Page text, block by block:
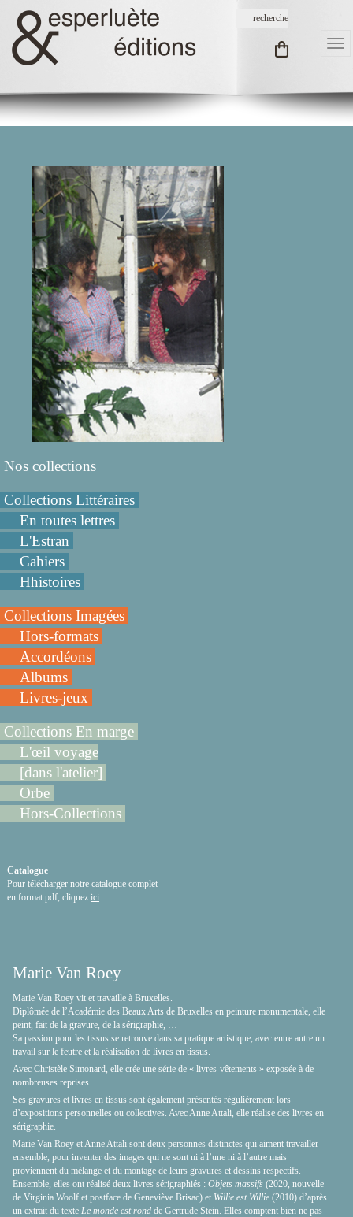
Nos collections
Collections Littéraires
En toutes lettres
L'Estran
Cahiers
Hhistoires
Collections Imagées
Hors-formats
Accordéons
Albums
Livres-jeux
Collections En marge
L'œil voyage
[dans l'atelier]
Orbe
Hors-Collections
Catalogue
Pour télécharger notre catalogue complet
en format pdf, cliquez ici
Marie Van Roey
Marie Van Roey vit et travaille à Bruxelles.
Diplômée de l’Académie des Beaux Arts de Bruxelles en peinture monumentale, elle
peint, fait de la gravure, de la sérigraphie, …
Sa passion pour les tissus se retrouve dans sa pratique artistique, avec entre autre un
travail sur le feutre et la réalisation de livres en tissus.
Avec Christèle Simonard, elle crée une série de « livres-vêtements » exposée à de
nombreuses reprises.
Ses gravures et livres en tissus sont également présentés régulièrement lors
d’expositions personnelles ou collectives. Avec Anne Attali, elle réalise des livres en
sérigraphie.
Marie Van Roey et Anne Attali sont deux personnes distinctes qui aiment travailler
ensemble, pour inventer des images qui ne sont ni à l’une ni à l’autre mais
proviennent du mélange et du montage de leurs gravures et dessins respectifs.
Ensemble, elles ont réalisé deux livres sérigraphiés : Objets massifs (2020, nouvelle
de Virginia Woolf et postface de Geneviève Brisac) et Willie est Willie (2010) d’après
un extrait du texte Le monde est rond de Gertrude Stein. Elles comptent bien ne pas